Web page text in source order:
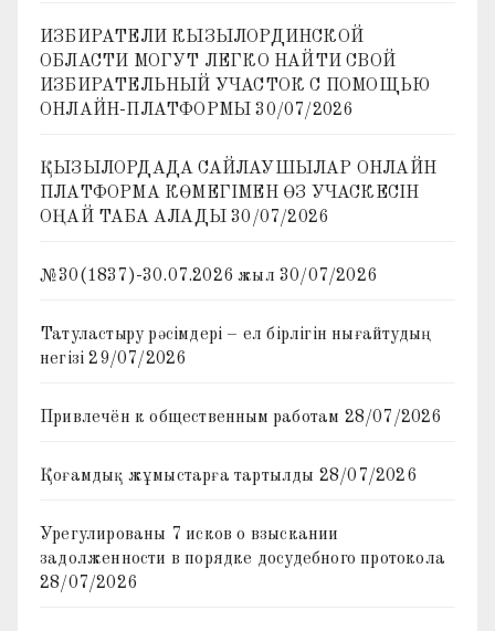
ИЗБИРАТЕЛИ КЫЗЫЛОРДИНСКОЙ
ОБЛАСТИ МОГУТ ЛЕГКО НАЙТИ СВОЙ
ИЗБИРАТЕЛЬНЫЙ УЧАСТОК С ПОМОЩЬЮ
ОНЛАЙН-ПЛАТФОРМЫ 30/07/2026
ҚЫЗЫЛОРДАДА САЙЛАУШЫЛАР ОНЛАЙН
ПЛАТФОРМА КӨМЕГІМЕН ӨЗ УЧАСКЕСІН
ОҢАЙ ТАБА АЛАДЫ 30/07/2026
№30(1837)-30.07.2026 жыл 30/07/2026
Татуластыру рәсімдері – ел бірлігін нығайтудың
негізі 29/07/2026
Привлечён к общественным работам 28/07/2026
Қоғамдық жұмыстарға тартылды 28/07/2026
Урегулированы 7 исков о взыскании
задолженности в порядке досудебного протокола
28/07/2026